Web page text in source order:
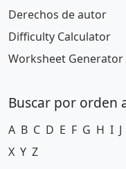
Derechos de autor
Difficulty Calculator
Worksheet Generator
Buscar por orden
A B C D E F G H I J
X Y Z